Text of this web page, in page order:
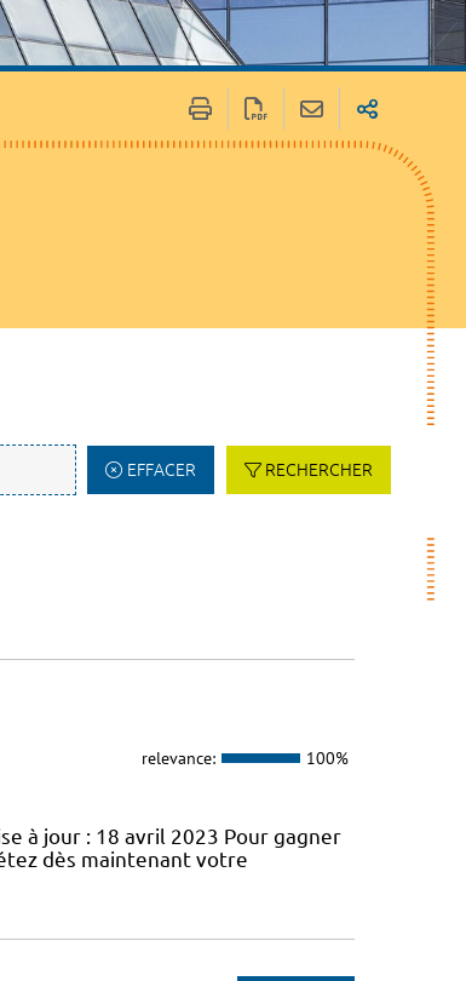
EFFACER RECHERCHER
relevance: 100%
à jour : 18 avril 2023 Pour gagner
dès maintenant votre